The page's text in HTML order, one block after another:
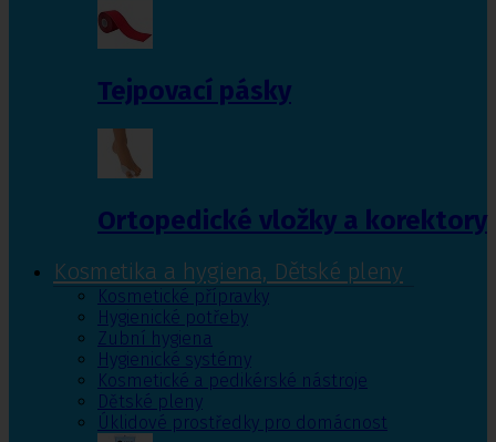
Tejpovací pásky
Ortopedické vložky a korektory
Kosmetika a hygiena, Dětské pleny
Kosmetické přípravky
Hygienické potřeby
Zubní hygiena
Hygienické systémy
Kosmetické a pedikérské nástroje
Dětské pleny
Úklidové prostředky pro domácnost